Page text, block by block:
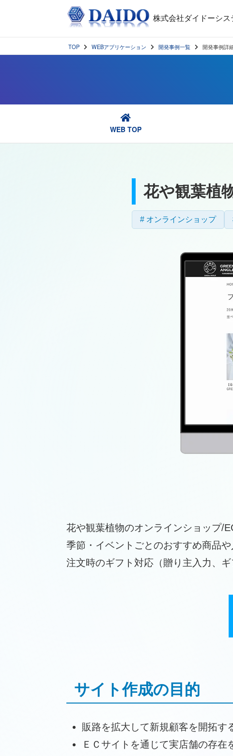
株式会社ダイドーシス
TOP WEBアプリケーション 開発事例一覧 開発事例詳
WEB TOP
花や観葉植
オンラインショップ
花や観葉植物のオンラインショップ/
季節・イベントごとのおすすめ商品
注文時のギフト対応（贈り主入力、
サイト作成の目的
販路を拡大して新規顧客を開拓す
ＥＣサイトを通じて実店舗の存在